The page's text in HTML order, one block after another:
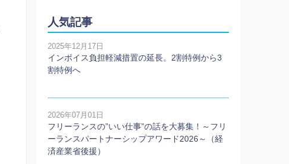
人気記事
2025年12月17日
インボイス負担軽減措置の延長。2割特例から3
割特例へ
2026年07月01日
フリーランスの”いい仕事”の話を大募集！～フリ
ーランスパートナーシップアワード2026～（経
済産業省後援）